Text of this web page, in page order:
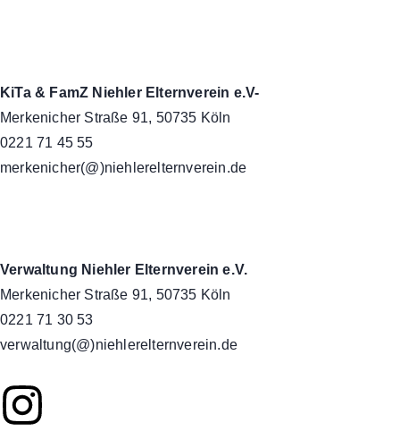
KiTa & FamZ Niehler Elternverein e.V-
Merkenicher Straße 91, 50735 Köln
0221 71 45 55
merkenicher(@)niehlerelternverein.de
Verwaltung Niehler Elternverein e.V.
Merkenicher Straße 91, 50735 Köln
0221 71 30 53
verwaltung(@)niehlerelternverein.de